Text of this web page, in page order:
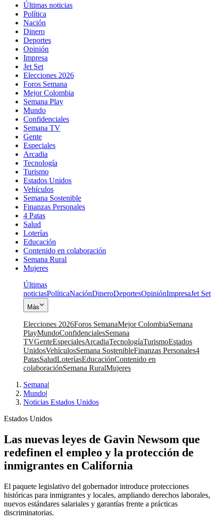
Últimas noticias
Política
Nación
Dinero
Deportes
Opinión
Impresa
Jet Set
Elecciones 2026
Foros Semana
Mejor Colombia
Semana Play
Mundo
Confidenciales
Semana TV
Gente
Especiales
Arcadia
Tecnología
Turismo
Estados Unidos
Vehículos
Semana Sostenible
Finanzas Personales
4 Patas
Salud
Loterías
Educación
Contenido en colaboración
Semana Rural
Mujeres
Últimas
noticiasPolíticaNaciónDineroDeportesOpiniónImpresaJet Set
Más
Elecciones 2026Foros SemanaMejor ColombiaSemana
PlayMundoConfidencialesSemana
TVGenteEspecialesArcadiaTecnologíaTurismoEstados
UnidosVehículosSemana SostenibleFinanzas Personales4
PatasSaludLoteríasEducaciónContenido en
colaboraciónSemana RuralMujeres
Semana|
Mundo|
Noticias Estados Unidos
Estados Unidos
Las nuevas leyes de Gavin Newsom que
redefinen el empleo y la protección de
inmigrantes en California
El paquete legislativo del gobernador introduce protecciones
históricas para inmigrantes y locales, ampliando derechos laborales,
nuevos estándares salariales y garantías frente a prácticas
discriminatorias.